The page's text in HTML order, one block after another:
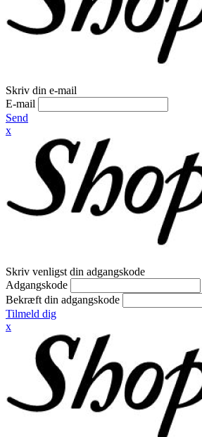
Skriv din e-mail
E-mail
Send
x
Skriv venligst din adgangskode
Adgangskode
Bekræft din adgangskode
Tilmeld dig
x